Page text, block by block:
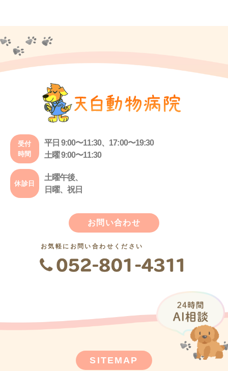
受付
時間
平日 9:00〜11:30、17:00〜19:30
土曜 9:00〜11:30
休診日
土曜午後、
日曜、祝日
お問い合わせ
お気軽にお問い合わせください
SITEMAP